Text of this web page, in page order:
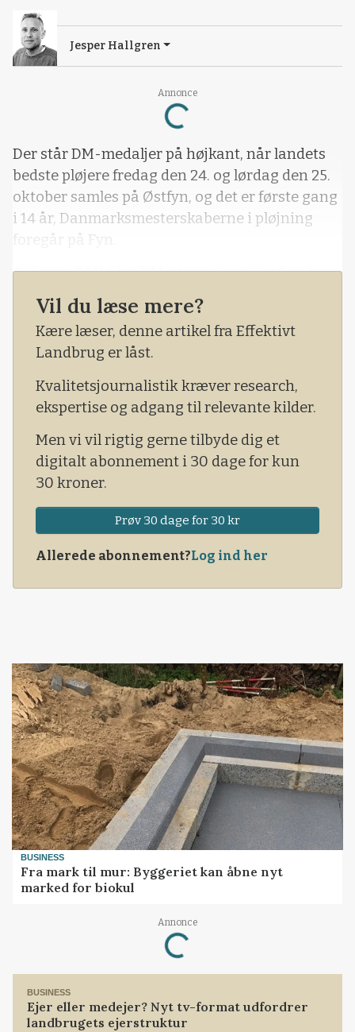
Annonce
Loading...
Jesper Hallgren
Der står DM-medaljer på højkant, når landets
bedste pløjere fredag den 24. og lørdag den 25.
oktober samles på Østfyn, og det er første gang
i 14 år, Danmarksmesterskaberne i pløjning
foregår på Fyn.
Tilbage i 2011 blev DM-stævnet holdt i Sønder
Nærå sydøst for Odense, mens
konkurrencepløjerne i år skal dyste ved
Ravnholt Gods nær Ørbæk.
Vil du læse mere?
Kære læser, denne artikel fra Effektivt
Landbrug er låst.
Kvalitetsjournalistik kræver research,
ekspertise og adgang til relevante kilder.
Men vi vil rigtig gerne tilbyde dig et
digitalt abonnement i 30 dage for kun
30 kroner.
Prøv 30 dage for 30 kr
Allerede abonnement?Log ind her
BUSINESS
Fra mark til mur: Byggeriet kan åbne nyt
marked for biokul
Annonce
Loading...
BUSINESS
Ejer eller medejer? Nyt tv-format udfordrer
landbrugets ejerstruktur